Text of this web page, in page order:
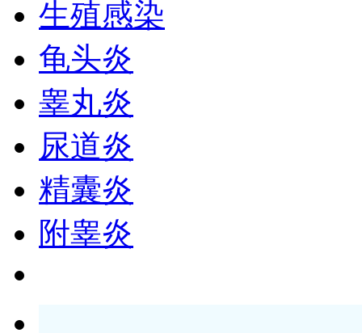
生殖感染
龟头炎
睾丸炎
尿道炎
精囊炎
附睾炎